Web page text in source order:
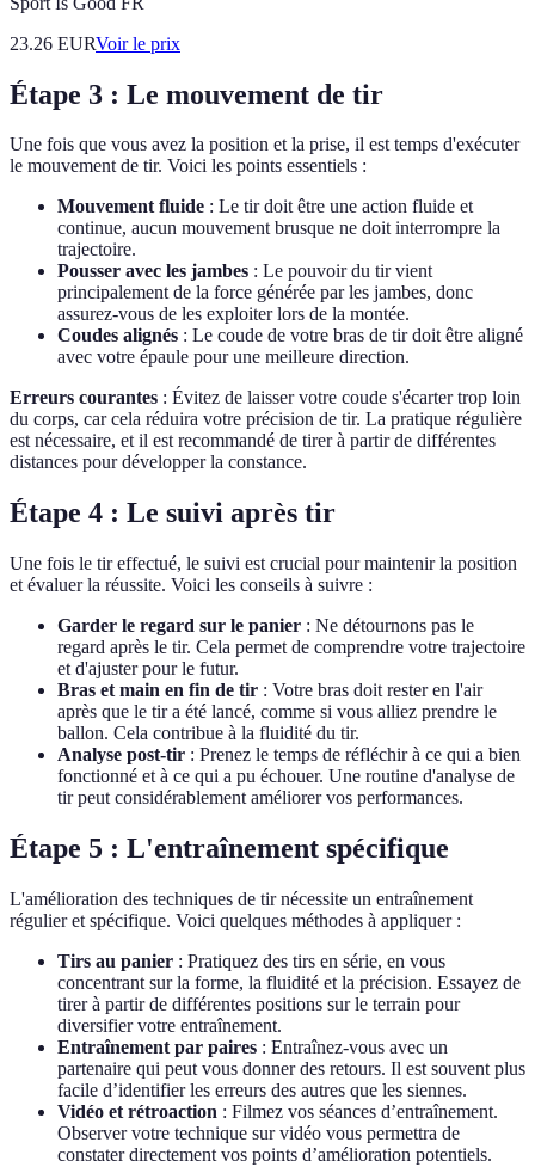
23.26 EURVoir le prix
Étape 3 : Le mouvement de tir
Une fois que vous avez la position et la prise, il est temps d'exécuter
le mouvement de tir. Voici les points essentiels :
Mouvement fluide : Le tir doit être une action fluide et
continue, aucun mouvement brusque ne doit interrompre la
trajectoire.
Pousser avec les jambes : Le pouvoir du tir vient
principalement de la force générée par les jambes, donc
assurez-vous de les exploiter lors de la montée.
Coudes alignés : Le coude de votre bras de tir doit être aligné
avec votre épaule pour une meilleure direction.
Erreurs courantes : Évitez de laisser votre coude s'écarter trop loin
du corps, car cela réduira votre précision de tir. La pratique régulière
est nécessaire, et il est recommandé de tirer à partir de différentes
distances pour développer la constance.
Étape 4 : Le suivi après tir
Une fois le tir effectué, le suivi est crucial pour maintenir la position
et évaluer la réussite. Voici les conseils à suivre :
Garder le regard sur le panier : Ne détournons pas le
regard après le tir. Cela permet de comprendre votre trajectoire
et d'ajuster pour le futur.
Bras et main en fin de tir : Votre bras doit rester en l'air
après que le tir a été lancé, comme si vous alliez prendre le
ballon. Cela contribue à la fluidité du tir.
Analyse post-tir : Prenez le temps de réfléchir à ce qui a bien
fonctionné et à ce qui a pu échouer. Une routine d'analyse de
tir peut considérablement améliorer vos performances.
Étape 5 : L'entraînement spécifique
L'amélioration des techniques de tir nécessite un entraînement
régulier et spécifique. Voici quelques méthodes à appliquer :
Tirs au panier : Pratiquez des tirs en série, en vous
concentrant sur la forme, la fluidité et la précision. Essayez de
tirer à partir de différentes positions sur le terrain pour
diversifier votre entraînement.
Entraînement par paires : Entraînez-vous avec un
partenaire qui peut vous donner des retours. Il est souvent plus
facile d’identifier les erreurs des autres que les siennes.
Vidéo et rétroaction : Filmez vos séances d’entraînement.
Observer votre technique sur vidéo vous permettra de
constater directement vos points d’amélioration potentiels.